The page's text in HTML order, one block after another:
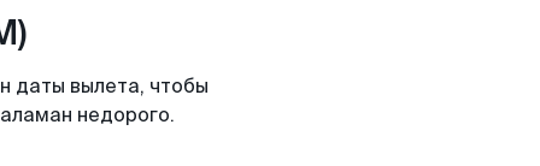
даты вылета, чтобы
недорого.